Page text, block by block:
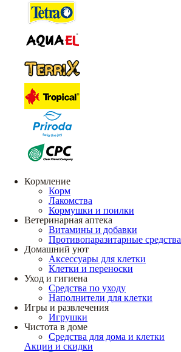
Кормление
Корм
Лакомства
Кормушки и поилки
Ветеринарная аптека
Витамины и добавки
Противопаразитарные средства
Домашний уют
Аксессуары для клетки
Клетки и переноски
Уход и гигиена
Средства по уходу
Наполнители для клетки
Игры и развлечения
Игрушки
Чистота в доме
Средства для дома и клетки
Акции и скидки